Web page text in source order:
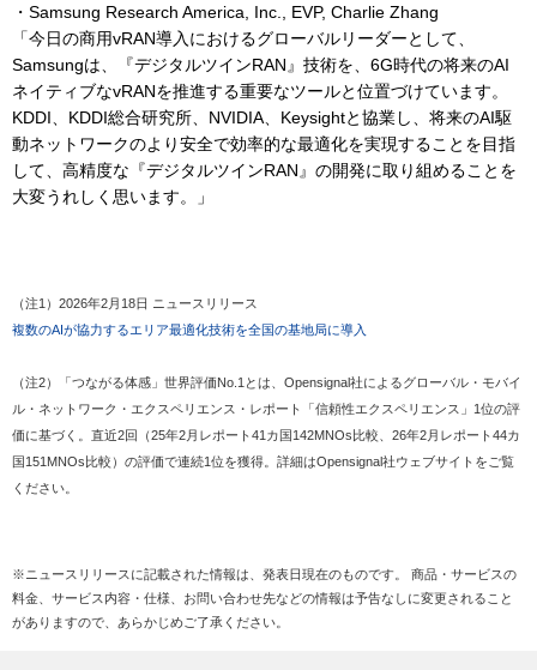
・Samsung Research America, Inc., EVP, Charlie Zhang
「今日の商用vRAN導入におけるグローバルリーダーとして、
Samsungは、『デジタルツインRAN』技術を、6G時代の将来のAI
ネイティブなvRANを推進する重要なツールと位置づけています。
KDDI、KDDI総合研究所、NVIDIA、Keysightと協業し、将来のAI駆
動ネットワークのより安全で効率的な最適化を実現することを目指
して、高精度な『デジタルツインRAN』の開発に取り組めることを
大変うれしく思います。」
（注1）2026年2月18日 ニュースリリース
複数のAIが協力するエリア最適化技術を全国の基地局に導入
（注2）「つながる体感」世界評価No.1とは、Opensignal社によるグローバル・モバイ
ル・ネットワーク・エクスペリエンス・レポート「信頼性エクスペリエンス」1位の評
価に基づく。直近2回（25年2月レポート41カ国142MNOs比較、26年2月レポート44カ
国151MNOs比較）の評価で連続1位を獲得。詳細はOpensignal社ウェブサイトをご覧
ください。
※ニュースリリースに記載された情報は、発表日現在のものです。 商品・サービスの
料金、サービス内容・仕様、お問い合わせ先などの情報は予告なしに変更されること
がありますので、あらかじめご了承ください。